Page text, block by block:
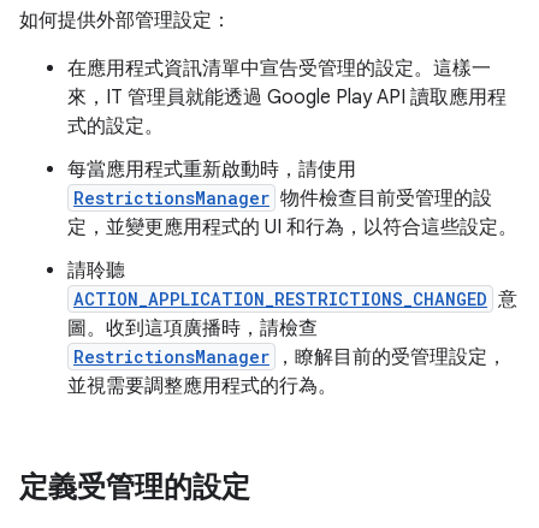
如何提供外部管理設定：
在應用程式資訊清單中宣告受管理的設定。這樣一
來，IT 管理員就能透過 Google Play API 讀取應用程
式的設定。
每當應用程式重新啟動時，請使用
RestrictionsManager 物件檢查目前受管理的設
定，並變更應用程式的 UI 和行為，以符合這些設定。
請聆聽
ACTION_APPLICATION_RESTRICTIONS_CHANGED 意
圖。收到這項廣播時，請檢查
RestrictionsManager
，瞭解目前的受管理設定，
並視需要調整應用程式的行為。
定義受管理的設定